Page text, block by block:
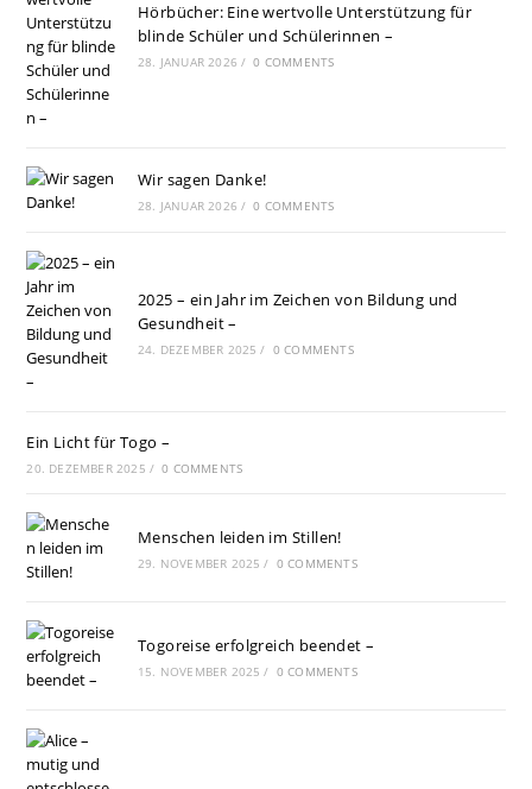
Hörbücher: Eine wertvolle Unterstützung für
blinde Schüler und Schülerinnen –
28. JANUAR 2026 / 0 COMMENTS
Wir sagen Danke!
28. JANUAR 2026 / 0 COMMENTS
2025 – ein Jahr im Zeichen von Bildung und
Gesundheit –
24. DEZEMBER 2025 / 0 COMMENTS
Ein Licht für Togo –
20. DEZEMBER 2025 / 0 COMMENTS
Menschen leiden im Stillen!
29. NOVEMBER 2025 / 0 COMMENTS
Togoreise erfolgreich beendet –
15. NOVEMBER 2025 / 0 COMMENTS